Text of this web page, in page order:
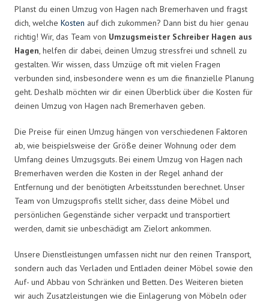
Planst du einen Umzug von Hagen nach Bremerhaven und fragst
dich, welche Kosten auf dich zukommen? Dann bist du hier genau
richtig! Wir, das Team von Umzugsmeister Schreiber Hagen aus
Hagen, helfen dir dabei, deinen Umzug stressfrei und schnell zu
gestalten. Wir wissen, dass Umzüge oft mit vielen Fragen
verbunden sind, insbesondere wenn es um die finanzielle Planung
geht. Deshalb möchten wir dir einen Überblick über die Kosten für
deinen Umzug von Hagen nach Bremerhaven geben.
Die Preise für einen Umzug hängen von verschiedenen Faktoren
ab, wie beispielsweise der Größe deiner Wohnung oder dem
Umfang deines Umzugsguts. Bei einem Umzug von Hagen nach
Bremerhaven werden die Kosten in der Regel anhand der
Entfernung und der benötigten Arbeitsstunden berechnet. Unser
Team von Umzugsprofis stellt sicher, dass deine Möbel und
persönlichen Gegenstände sicher verpackt und transportiert
werden, damit sie unbeschädigt am Zielort ankommen.
Unsere Dienstleistungen umfassen nicht nur den reinen Transport,
sondern auch das Verladen und Entladen deiner Möbel sowie den
Auf- und Abbau von Schränken und Betten. Des Weiteren bieten
wir auch Zusatzleistungen wie die Einlagerung von Möbeln oder